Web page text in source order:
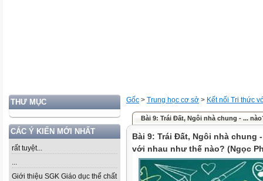
THƯ MỤC
CÁC Ý KIẾN MỚI NHẤT
rất tuyệt...
...
Giới thiệu SGK Giáo dục thể chất
Gốc > Trung học cơ sở > Kết nối Tri thức
Bài 9: Trái Đất, Ngôi nhà chung - ...
Bài 9: Trái Đất, Ngôi nhà chung
với nhau như thế nào? (Ngọc